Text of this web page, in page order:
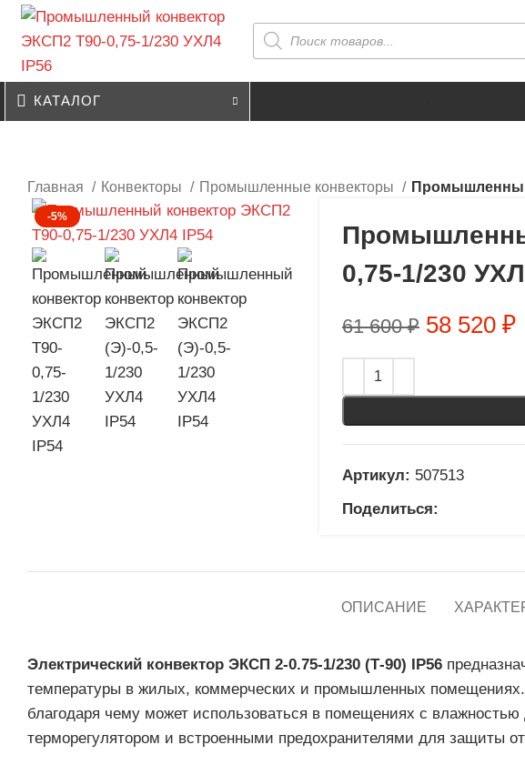
КАТАЛОГ
Главная Конвекторы Промышленные конвекторы Промышленный
-5%
0,75-1/230
61 600₽ 58 520 ₽
Артикул: 507513
Поделиться:
ОПИСАНИЕ
Электрический конвектор ЭКСП 2-0.75-1/230 (Т-90) IP56
температуры в жилых, коммерческих и промышленных
благодаря чему может использоваться в помещениях с
терморегулятором и встроенными предохранителями для защиты